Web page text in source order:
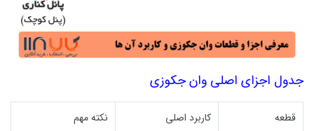
جدول اجزای اصلی وان جکوزی
قطعه کاربرد اصلی نکته مهم